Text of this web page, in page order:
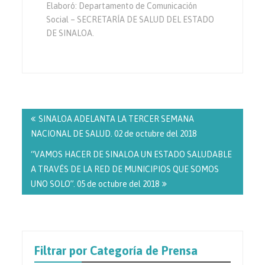
Elaboró: Departamento de Comunicación
Social – SECRETARÍA DE SALUD DEL ESTADO
DE SINALOA.
de
entradas
SINALOA ADELANTA LA TERCER SEMANA
NACIONAL DE SALUD. 02 de octubre del 2018
“VAMOS HACER DE SINALOA UN ESTADO SALUDABLE
A TRAVÉS DE LA RED DE MUNICIPIOS QUE SOMOS
UNO SOLO”. 05 de octubre del 2018
Filtrar por Categoría de Prensa